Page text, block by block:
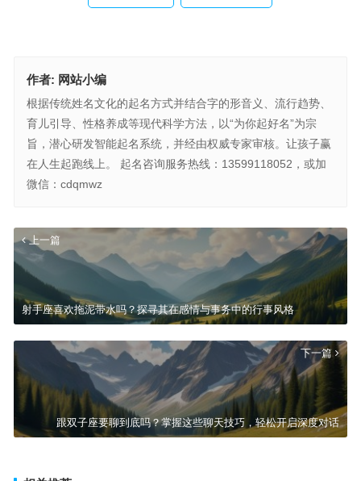
作者: 网站小编
根据传统姓名文化的起名方式并结合字的形音义、流行趋势、
育儿引导、性格养成等现代科学方法，以“为你起好名”为宗
旨，潜心研发智能起名系统，并经由权威专家审核。让孩子赢
在人生起跑线上。 起名咨询服务热线：13599118052，或加
微信：cdqmwz
上一篇
射手座喜欢拖泥带水吗？探寻其在感情与事务中的行事风格
下一篇
跟双子座要聊到底吗？掌握这些聊天技巧，轻松开启深度对话